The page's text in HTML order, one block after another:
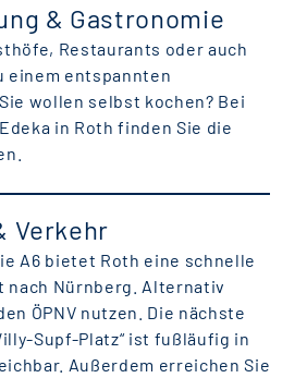
& Gastronomie
Restaurants oder auch
einem entspannten
wollen selbst kochen? Bei
in Roth finden Sie die
Verkehr
A6 bietet Roth eine schnelle
nach Nürnberg. Alternativ
ÖPNV nutzen. Die nächste
Supf-Platz“ ist fußläufig in
Außerdem erreichen Sie